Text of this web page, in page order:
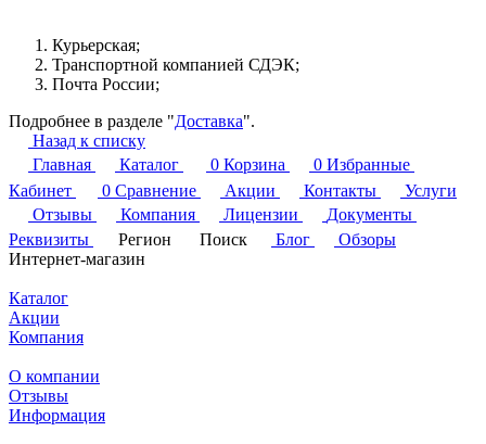
Курьерская;
Транспортной компанией СДЭК;
Почта России;
Подробнее в разделе "Доставка".
Назад к списку
Главная
Каталог 0 Корзина 0 Избранные
Кабинет
0 Сравнение Акции Контакты
Услуги
Отзывы
Компания Лицензии
Документы
Реквизиты
Регион Поиск Блог
Обзоры
Интернет-магазин
Каталог
Акции
Компания
О компании
Отзывы
Информация